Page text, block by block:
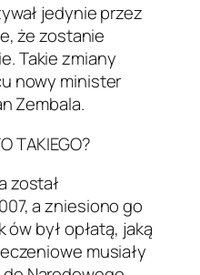
jedynie przez
że zostanie
Takie zmiany
nowy minister
Zembala.
TAKIEGO?
został
a zniesiono go
był opłatą, jaką
musiały